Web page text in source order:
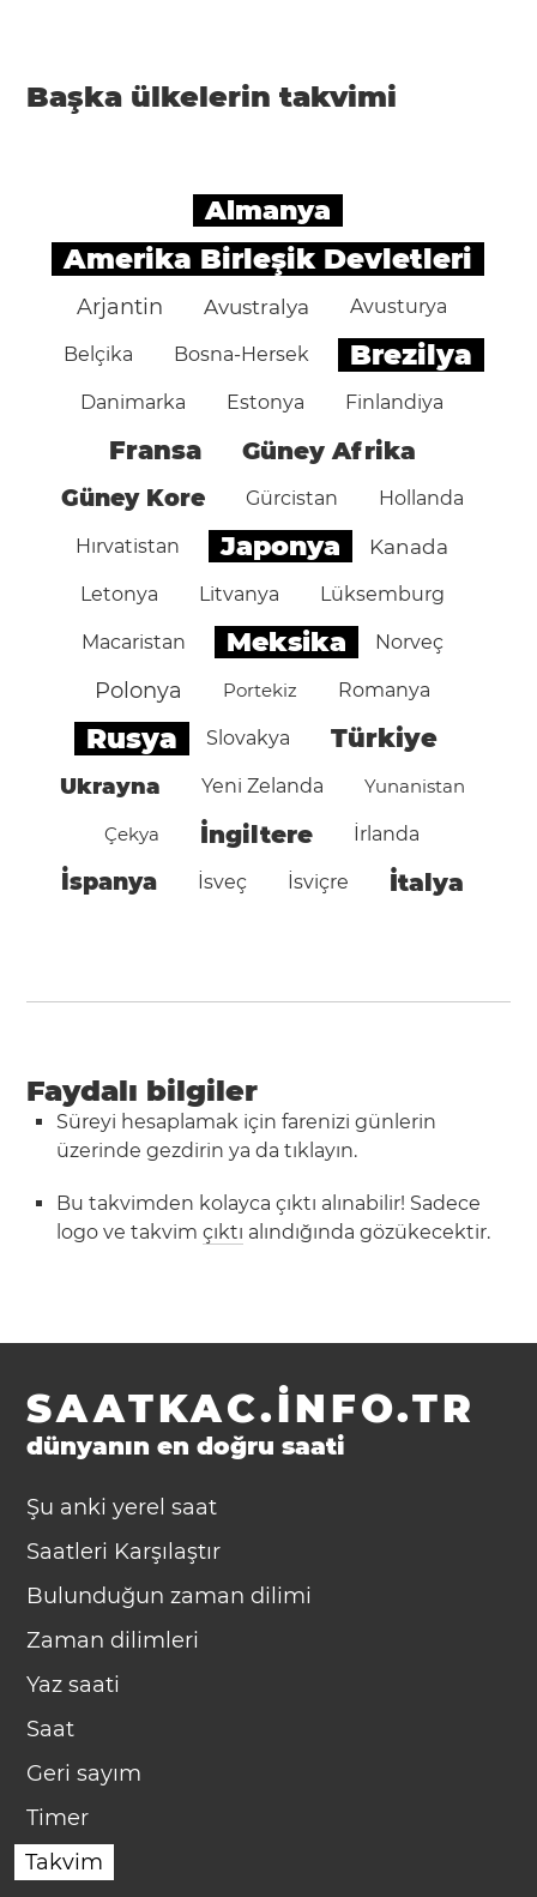
Başka ülkelerin takvimi
Almanya
Amerika Birleşik Devletleri
Arjantin Avustralya Avusturya
Belçika Bosna-Hersek Brezilya
Danimarka Estonya Finlandiya
Fransa Güney Afrika
Güney Kore Gürcistan Hollanda
Hırvatistan Japonya Kanada
Letonya Litvanya Lüksemburg
Macaristan Meksika Norveç
Polonya Portekiz Romanya
Rusya Slovakya Türkiye
Ukrayna Yeni Zelanda Yunanistan
Çekya İngiltere İrlanda
İspanya İsveç İsviçre İtalya
Faydalı bilgiler
Süreyi hesaplamak için farenizi günlerin
üzerinde gezdirin ya da tıklayın.
Bu takvimden kolayca çıktı alınabilir! Sadece
logo ve takvimçıktı alındığında gözükecektir.
SAATKAC.INFO.TR
dünyanın en doğru saati
Şu anki yerel saat
Saatleri Karşılaştır
Bulunduğun zaman dilimi
Zaman dilimleri
Yaz saati
Saat
Geri sayım
Timer
Takvim